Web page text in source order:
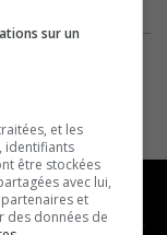
sur un
et les
identifiants
être stockées
avec lui,
et
des données de